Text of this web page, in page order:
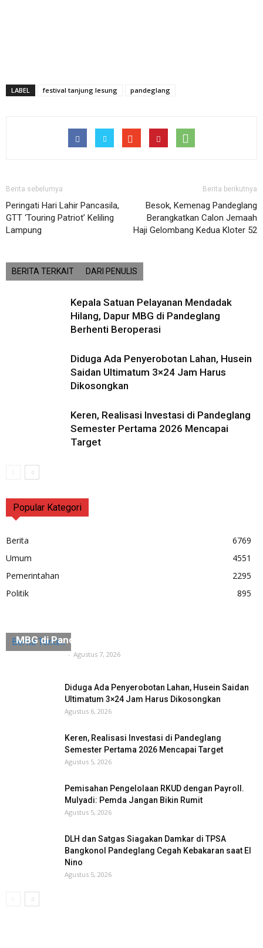
LABEL festival tanjung lesung pandeglang
Berita sebelumya
Peringati Hari Lahir Pancasila,
GTT ‘Touring Patriot’ Keliling
Lampung
Berita berikutnya
Besok, Kemenag Pandeglang
Berangkatkan Calon Jemaah
Haji Gelombang Kedua Kloter 52
BERITA TERKAIT DARI PENULIS
Kepala Satuan Pelayanan Mendadak
Hilang, Dapur MBG di Pandeglang
Berhenti Beroperasi
Diduga Ada Penyerobotan Lahan, Husein
Saidan Ultimatum 3×24 Jam Harus
Dikosongkan
Keren, Realisasi Investasi di Pandeglang
Semester Pertama 2026 Mencapai
Target
Popular Kategori
Berita
6769
Umum
4551
Pemerintahan
2295
Politik
895
Berita Terkini
MBG di Pandeglang Berhenti Beroperasi
- Agustus 7, 2026
Diduga Ada Penyerobotan Lahan, Husein Saidan
Ultimatum 3×24 Jam Harus Dikosongkan
Agustus 6, 2026
Keren, Realisasi Investasi di Pandeglang
Semester Pertama 2026 Mencapai Target
Agustus 5, 2026
Pemisahan Pengelolaan RKUD dengan Payroll.
Mulyadi: Pemda Jangan Bikin Rumit
Agustus 5, 2026
DLH dan Satgas Siagakan Damkar di TPSA
Bangkonol Pandeglang Cegah Kebakaran saat El
Nino
Agustus 5, 2026